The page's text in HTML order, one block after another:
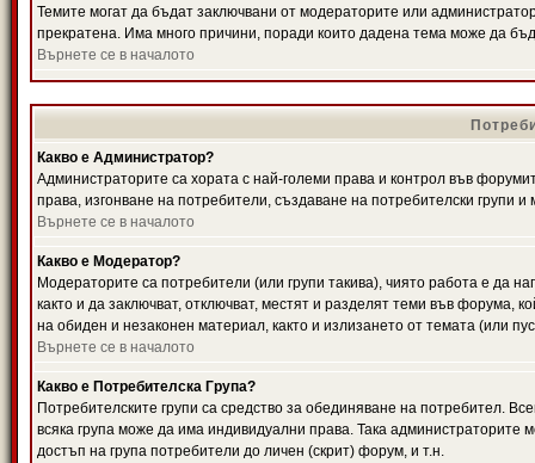
Темите могат да бъдат заключвани от модераторите или
прекратена. Има много причини, поради които дадена тема може да
Върнете се в началото
Какво е Администратор?
Администраторите са хората с най-големи права и контрол във
права, изгонване на потребители, създаване на потребителски групи
Върнете се в началото
Какво е Модератор?
Модераторите са потребители (или групи такива), чиято работа е да
както и да заключват, отключват, местят и разделят теми във форума,
на обиден и незаконен материал, както и излизането от темата (или
Върнете се в началото
Какво е Потребителска Група?
Потребителските групи са средство за обединяване на потребител.
всяка група може да има индивидуални права. Така
достъп на група потребители до личен (скрит) форум, и т.н.